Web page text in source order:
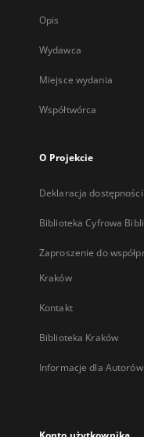
Opis
Wydawca
Miejsce wydania
Współtwórca
O Projekcie
Deklaracja dostępności
Biblioteka Cyfrowa
Zaproszenie do
Kraków
Kontakt
Biblioteka Kraków
Informacje dla